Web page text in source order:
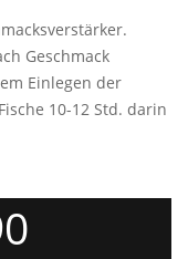
Geschmack
Einlegen der
10-12 Std. darin